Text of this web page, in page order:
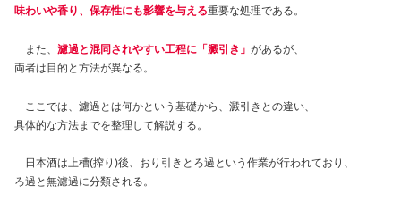
味わいや香り、保存性にも影響を与える重要な処理である。
また、 濾過と混同されやすい工程に「澱引き」 があるが、
両者は目的と方法が異なる。
ここでは、濾過とは何かという基礎から、澱引きとの違い、
具体的な方法までを整理して解説する。
日本酒は上槽(搾り)後、おり引きとろ過という作業が行われており、
ろ過と無濾過に分類される。